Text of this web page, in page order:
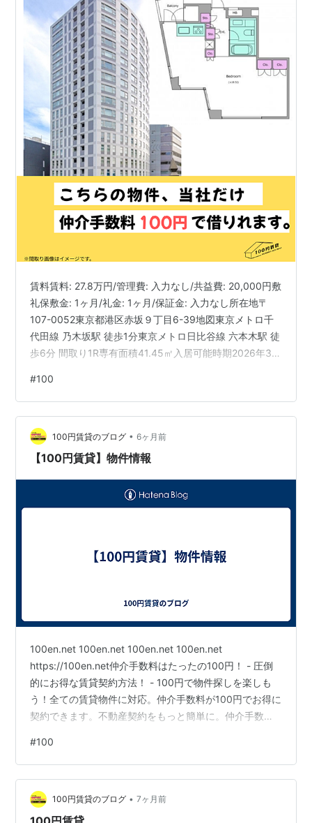
賃料賃料: 27.8万円/管理費: 入力なし/共益費: 20,000円敷
礼保敷金: 1ヶ月/礼金: 1ヶ月/保証金: 入力なし所在地〒
107-0052東京都港区赤坂９丁目6-39地図東京メトロ千
代田線 乃木坂駅 徒歩1分東京メトロ日比谷線 六本木駅 徒
歩6分 間取り1R専有面積41.45㎡入居可能時期2026年3月
ョン築年数2004年8月(築21年)構造鉄筋コンクリート総
戸数68戸賃貸借契約区分普通借家賃貸借契約期間2年間
解約予告2ヶ月前更新・再契約可否更新可主要採光面北東
向き内見開始日即内見可 設備・詳細建物設備エレベータ
ー / 駐…
#100
100円賃貸のブログ • 6ヶ月前
【100円賃貸】物件情報
100en.net 100en.net 100en.net 100en.net
https://100en.net仲介手数料はたったの100円！ - 圧倒
的にお得な賃貸契約方法！ - 100円で物件探しを楽しも
う！全ての賃貸物件に対応。仲介手数料が100円でお得に
契約できます。不動産契約をもっと簡単に。仲介手数料
#100
100円賃貸のブログ • 7ヶ月前